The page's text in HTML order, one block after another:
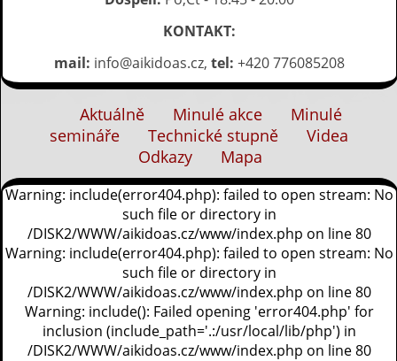
KONTAKT:
mail: info@aikidoas.cz, tel: +420 776085208
Aktuálně Minulé akce
Minulé
semináře
Technické stupně
Videa
Odkazy
Mapa
Warning: include(error404.php): failed to open stream: No
such file or directory in
/DISK2/WWW/aikidoas.cz/www/index.php on line 80
Warning: include(error404.php): failed to open stream: No
such file or directory in
/DISK2/WWW/aikidoas.cz/www/index.php on line 80
Warning: include(): Failed opening 'error404.php' for
inclusion (include_path='.:/usr/local/lib/php') in
/DISK2/WWW/aikidoas.cz/www/index.php on line 80